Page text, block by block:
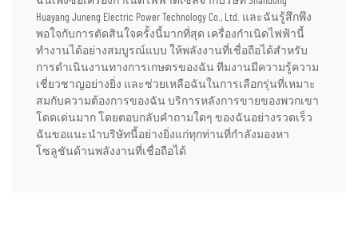
Huayang Juneng Electric Power Technology Co., Ltd. และฉันรู้สึกพึง
พอใจกับการตัดสินใจครั้งนี้มากที่สุด เครื่องกำเนิดไฟฟ้านี้
ทำงานได้อย่างสมบูรณ์แบบ ให้พลังงานที่เชื่อถือได้สำหรับ
การดำเนินงานทางการเกษตรของฉัน ทีมงานมีความรู้ความ
เชี่ยวชาญอย่างยิ่ง และช่วยเหลือฉันในการเลือกรุ่นที่เหมาะ
สมกับความต้องการของฉัน บริการหลังการขายของพวกเขา
โดดเด่นมาก โดยตอบกลับคำถามใดๆ ของฉันอย่างรวดเร็ว
ฉันขอแนะนำบริษัทนี้อย่างยิ่งแก่ทุกท่านที่กำลังมองหา
โซลูชันด้านพลังงานที่เชื่อถือได้